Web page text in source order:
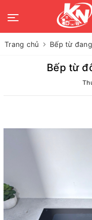
Trang chủ Bếp từ
Bếp từ